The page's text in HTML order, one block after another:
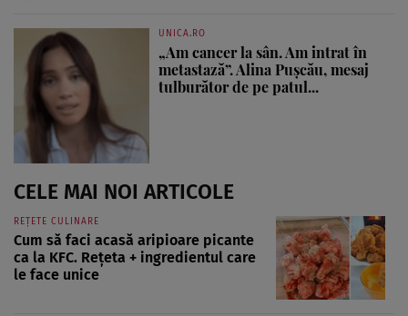
UNICA.RO
„Am cancer la sân. Am intrat în
metastază”. Alina Pușcău, mesaj
tulburător de pe patul...
CELE MAI NOI ARTICOLE
REȚETE CULINARE
Cum să faci acasă aripioare picante
ca la KFC. Rețeta + ingredientul care
le face unice